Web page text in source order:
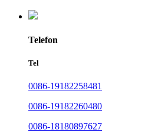
Telefon
Tel
0086-19182258481
0086-19182260480
0086-18180897627